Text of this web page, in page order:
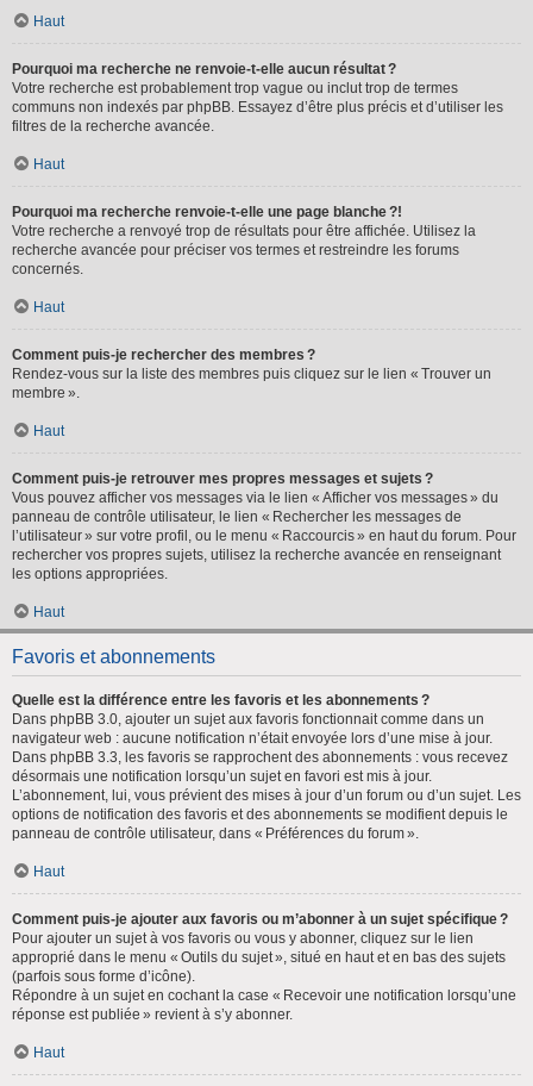
Haut
Pourquoi ma recherche ne renvoie-t-elle aucun résultat ?
Votre recherche est probablement trop vague ou inclut trop de termes
communs non indexés par phpBB. Essayez d’être plus précis et d’utiliser les
filtres de la recherche avancée.
Haut
Pourquoi ma recherche renvoie-t-elle une page blanche ?!
Votre recherche a renvoyé trop de résultats pour être affichée. Utilisez la
recherche avancée pour préciser vos termes et restreindre les forums
concernés.
Haut
Comment puis-je rechercher des membres ?
Rendez-vous sur la liste des membres puis cliquez sur le lien « Trouver un
membre ».
Haut
Comment puis-je retrouver mes propres messages et sujets ?
Vous pouvez afficher vos messages via le lien « Afficher vos messages » du
panneau de contrôle utilisateur, le lien « Rechercher les messages de
l’utilisateur » sur votre profil, ou le menu « Raccourcis » en haut du forum. Pour
rechercher vos propres sujets, utilisez la recherche avancée en renseignant
les options appropriées.
Haut
Favoris et abonnements
Quelle est la différence entre les favoris et les abonnements ?
Dans phpBB 3.0, ajouter un sujet aux favoris fonctionnait comme dans un
navigateur web : aucune notification n’était envoyée lors d’une mise à jour.
Dans phpBB 3.3, les favoris se rapprochent des abonnements : vous recevez
désormais une notification lorsqu’un sujet en favori est mis à jour.
L’abonnement, lui, vous prévient des mises à jour d’un forum ou d’un sujet. Les
options de notification des favoris et des abonnements se modifient depuis le
panneau de contrôle utilisateur, dans « Préférences du forum ».
Haut
Comment puis-je ajouter aux favoris ou m’abonner à un sujet spécifique ?
Pour ajouter un sujet à vos favoris ou vous y abonner, cliquez sur le lien
approprié dans le menu « Outils du sujet », situé en haut et en bas des sujets
(parfois sous forme d’icône).
Répondre à un sujet en cochant la case « Recevoir une notification lorsqu’une
réponse est publiée » revient à s’y abonner.
Haut